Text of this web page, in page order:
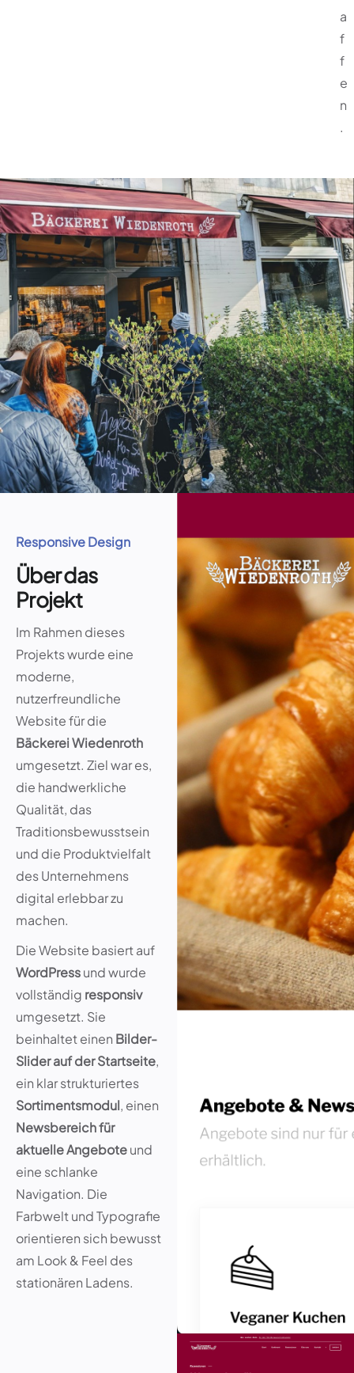
a
f
f
e
n
.
Responsive Design
Über das
Projekt
Im Rahmen dieses
Projekts wurde eine
moderne,
nutzerfreundliche
Website für die
Bäckerei Wiedenroth
umgesetzt. Ziel war es,
die handwerkliche
Qualität, das
Traditionsbewusstsein
und die Produktvielfalt
des Unternehmens
digital erlebbar zu
machen.
Die Website basiert auf
WordPressund wurde
vollständig responsiv
umgesetzt. Sie
beinhaltet einen Bilder-
Slider auf der Startseite,
ein klar strukturiertes
Sortimentsmodul, einen
Newsbereich für
aktuelle Angeboteund
eine schlanke
Navigation. Die
Farbwelt und Typografie
orientieren sich bewusst
am Look & Feel des
stationären Ladens.